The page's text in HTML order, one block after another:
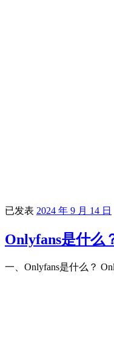
已发表 2024 年 9 月 14 日
Onlyfans是什么
一、Onlyfans是什么？